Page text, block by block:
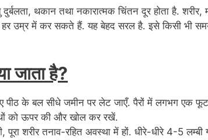
थकान तथा नकारात्मक चिंतन दूर होता है. शरीर,
उम्र में कर सकते हैं. यह बेहद सरल है. इसे किसी भी
जाता है?
के बल सीधे जमीन पर लेट जाएँ. पैरों में लगभग एक फूट
को ऊपर की और खोल कर रखें.
पूरा शरीर तनाव-रहित अवस्था में हों. धीरे-धीरे 4-5